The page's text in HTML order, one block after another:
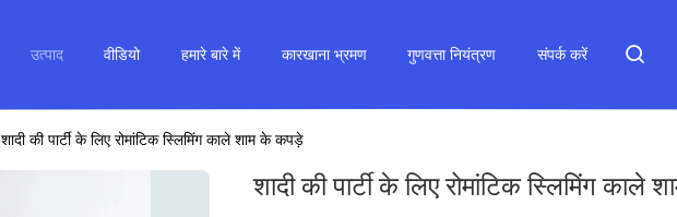
उत्पाद वीडियो हमारे बारे में कारखाना भ्रमण गुणवत्ता नियंत्रण संपर्क करें
शादी की पार्टी के लिए रोमांटिक स्लिमिंग काले शाम के कपड़े
शादी की पार्टी के लिए रोमांटिक स्लिमिंग काले